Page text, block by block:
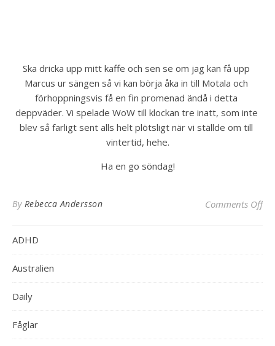
Ska dricka upp mitt kaffe och sen se om jag kan få upp
Marcus ur sängen så vi kan börja åka in till Motala och
förhoppningsvis få en fin promenad ändå i detta
deppväder. Vi spelade WoW till klockan tre inatt, som inte
blev så farligt sent alls helt plötsligt när vi ställde om till
vintertid, hehe.
Ha en go söndag!
By Rebecca Andersson Comments Offon
ADHD
Australien
Daily
Fåglar